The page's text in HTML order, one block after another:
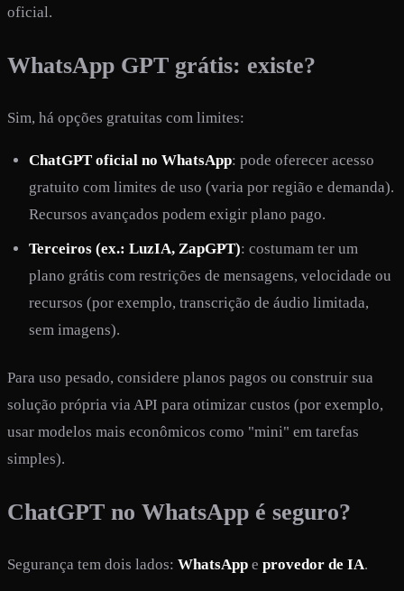
oficial.
WhatsApp GPT grátis: existe?
Sim, há opções gratuitas com limites:
ChatGPT oficial no WhatsApp: pode oferecer acesso
gratuito com limites de uso (varia por região e demanda).
Recursos avançados podem exigir plano pago.
Terceiros (ex.: LuzIA, ZapGPT): costumam ter um
plano grátis com restrições de mensagens, velocidade ou
recursos (por exemplo, transcrição de áudio limitada,
sem imagens).
Para uso pesado, considere planos pagos ou construir sua
solução própria via API para otimizar custos (por exemplo,
usar modelos mais econômicos como "mini" em tarefas
simples).
ChatGPT no WhatsApp é seguro?
Segurança tem dois lados: WhatsApp e provedor de IA.